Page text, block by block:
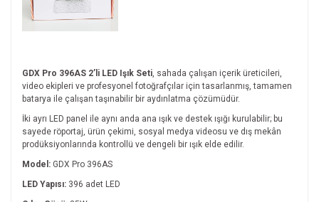
GDX Pro 396AS 2’li LED Işık Seti, sahada çalışan içerik üreticileri,
video ekipleri ve profesyonel fotoğrafçılar için tasarlanmış, tamamen
batarya ile çalışan taşınabilir bir aydınlatma çözümüdür.
İki ayrı LED panel ile aynı anda ana ışık ve destek ışığı kurulabilir; bu
sayede röportaj, ürün çekimi, sosyal medya videosu ve dış mekân
prodüksiyonlarında kontrollü ve dengeli bir ışık elde edilir.
Model: GDX Pro 396AS
LED Yapısı: 396 adet LED